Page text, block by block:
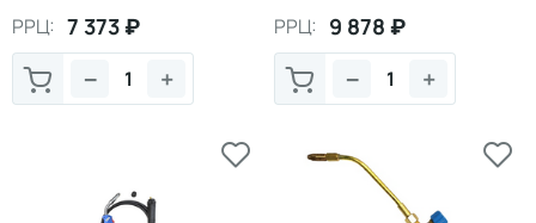
РРЦ: 7 373₽
+
−
РРЦ: 9 878 ₽
+
−